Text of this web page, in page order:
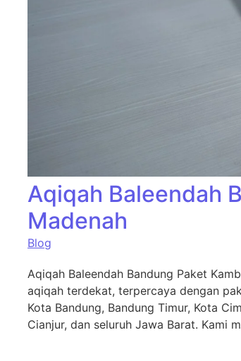
Aqiqah Baleendah
Madenah
Blog
Aqiqah Baleendah Bandung Paket
aqiqah terdekat, terpercaya dengan
Kota Bandung, Bandung Timur, Kota
Cianjur, dan seluruh Jawa Barat. Kami